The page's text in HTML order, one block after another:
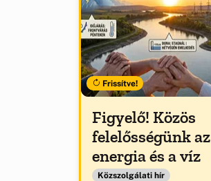
Frissítve!
Figyelő! Közös
felelősségünk az
energia és a víz
Közszolgálati hír